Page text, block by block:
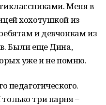
Меня в
хохотушкой из
и девчонкам из
Были еще Дина,
уже и не помню.
педагогического.
три парня –